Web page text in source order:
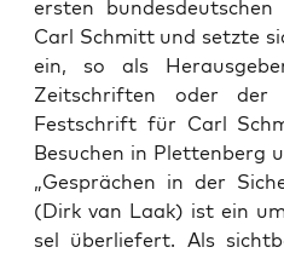
ersten
Carl Schmitt und set­zte
ein, so als
Zeitschriften oder der
Festschrift für Carl
Besuchen in Plet­ten­berg
„Gesprächen in der
(Dirk van Laak) ist ein
sel über­liefert. Als